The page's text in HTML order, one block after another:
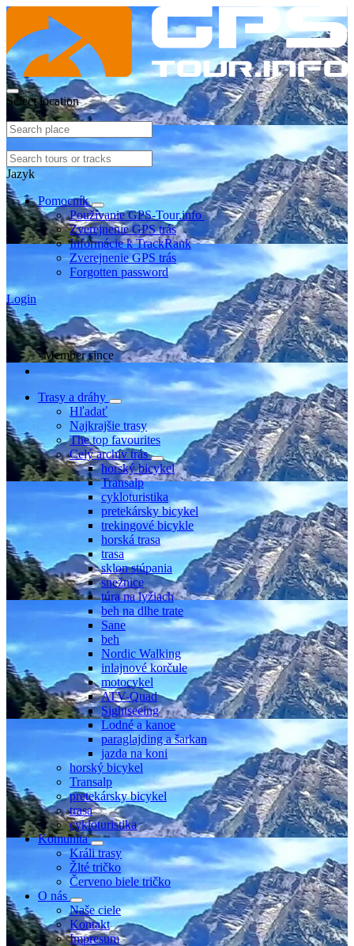
Select location
Jazyk
Pomocník
Používanie GPS-Tour.info
Zverejnenie GPS trás
Informácie k TrackRank
Zverejnenie GPS trás
Forgotten password
Login
Member since
Trasy a dráhy
Hľadať
Najkrajšie trasy
The top favourites
Celý archív trás
horský bicykel
Transalp
cykloturistika
pretekársky bicykel
trekingové bicykle
horská trasa
trasa
sklon stúpania
snežnice
túra na lyžiach
beh na dlhe trate
Sane
beh
Nordic Walking
inlajnové korčule
motocykel
ATV-Quad
Sightseeing
Lodné a kanoe
paraglajding a šarkan
jazda na koni
horský bicykel
Transalp
pretekársky bicykel
trasa
cykloturistika
Komunita
Králi trasy
Žlté tričko
Červeno biele tričko
O nás
Naše ciele
Kontakt
Impresum